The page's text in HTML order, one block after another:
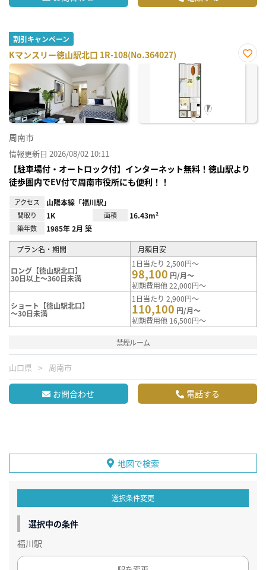
割引キャンペーン
Kマンスリー徳山駅北口 1R-108(No.364027)
お気
周南市
情報更新日 2026/08/02 10:11
【駐車場付・オートロック付】インターネット無料！徳山駅より
徒歩圏内でEV付で周南市役所にも便利！！
アクセス 山陽本線「福川駅」
間取り 1K 面積 16.43m²
築年数 1985年 2月 築
プラン名・期間 月額目安
ロング【徳山駅北口】
30日以上～360日未満
1日当たり 2,500円～
98,100 円/月～
初期費用他 22,000円～
ショート【徳山駅北口】
～30日未満
1日当たり 2,900円～
110,100 円/月～
初期費用他 16,500円～
禁煙ルーム
山口県 周南市
お問合わせ 電話する
地図で検索
選択条件変更
選択中の条件
福川駅